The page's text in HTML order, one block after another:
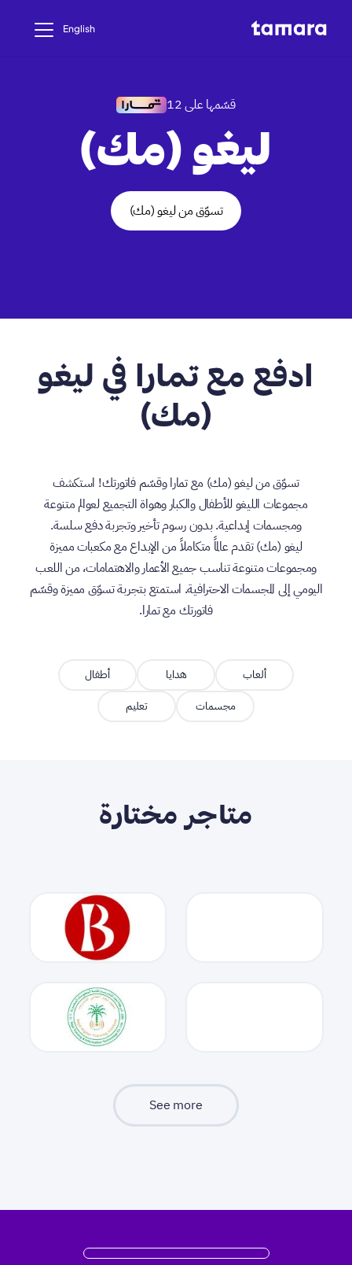
English
قسّمها على 12
ليغو (مك)
تسوّق من ليغو (مك)
ادفع مع تمارا في ليغو
(مك)
تسوّق من ليغو (مك) مع تمارا وقسّم فاتورتك! استكشف
مجموعات الليغو للأطفال والكبار وهواة التجميع لعوالم متنوعة
ومجسمات إبداعية. بدون رسوم تأخير وتجربة دفع سلسة.
ليغو (مك) تقدم عالماً متكاملاً من الإبداع مع مكعبات مميزة
ومجموعات متنوعة تناسب جميع الأعمار والاهتمامات، من اللعب
اليومي إلى المجسمات الاحترافية. استمتع بتجربة تسوّق مميزة وقسّم
فاتورتك مع تمارا.
ألعاب هدايا
أطفال
مجسمات
تعليم
متاجر مختارة
See more